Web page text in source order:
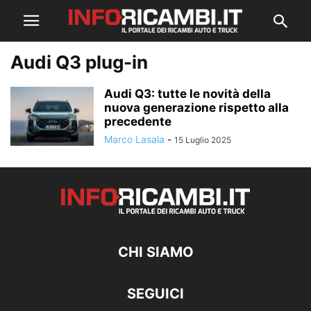
Audi Q3 plug-in
Audi Q3: tutte le novità della
nuova generazione rispetto alla
precedente
Marco Lasala - 15 Luglio 2025
CHI SIAMO
SEGUICI